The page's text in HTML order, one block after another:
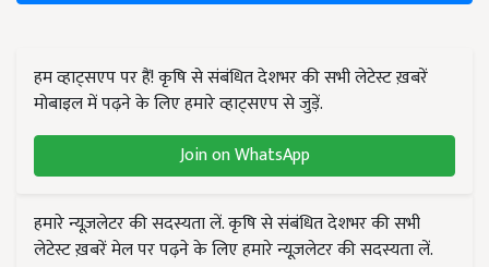
हम व्हाट्सएप पर हैं! कृषि से संबंधित देशभर की सभी लेटेस्ट ख़बरें
मोबाइल में पढ़ने के लिए हमारे व्हाट्सएप से जुड़ें.
Join on WhatsApp
हमारे न्यूज़लेटर की सदस्यता लें. कृषि से संबंधित देशभर की सभी
लेटेस्ट ख़बरें मेल पर पढ़ने के लिए हमारे न्यूज़लेटर की सदस्यता लें.